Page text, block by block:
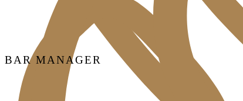
BAR MANAGER